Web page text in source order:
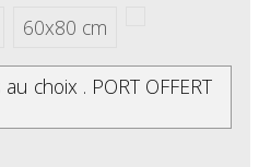
60x80 cm
choix . PORT OFFERT